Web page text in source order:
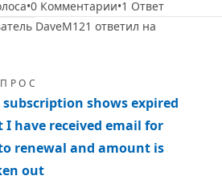
0 Комментарии 1 Ответ
DaveM121 ответил на
subscription shows expired
I have received email for
renewal and amount is
out